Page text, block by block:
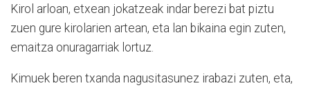
Kirol arloan, etxean jokatzeak indar berezi bat piztu
zuen gure kirolarien artean, eta lan bikaina egin zuten,
emaitza onuragarriak lortuz.
Kimuek beren txanda nagusitasunez irabazi zuten, eta,